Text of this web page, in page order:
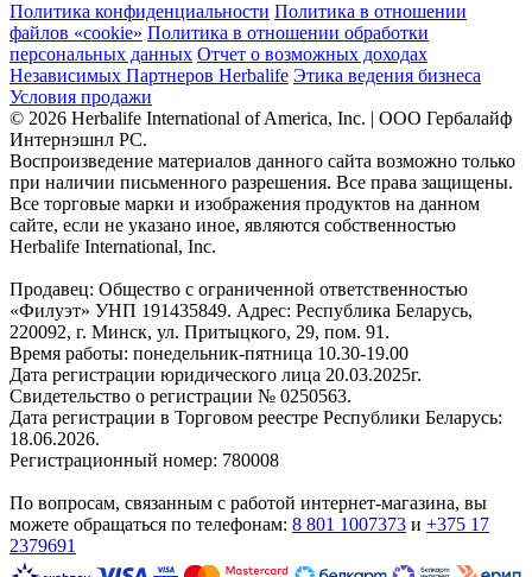
Политика конфиденциальности Политика в отношении
файлов «cookie» Политика в отношении обработки
персональных данных Отчет о возможных доходах
Независимых Партнеров Herbalife Этика ведения бизнеса
Условия продажи
© 2026 Herbalife International of America, Inc. | ООО Гербалайф
Интернэшнл РС.
Воспроизведение материалов данного сайта возможно только
при наличии письменного разрешения. Все права защищены.
Все торговые марки и изображения продуктов на данном
сайте, если не указано иное, являются собственностью
Herbalife International, Inc.
Продавец: Общество с ограниченной ответственностью
«Филуэт» УНП 191435849. Адрес: Республика Беларусь,
220092, г. Минск, ул. Притыцкого, 29, пом. 91.
Время работы: понедельник-пятница 10.30-19.00
Дата регистрации юридического лица 20.03.2025г.
Свидетельство о регистрации № 0250563.
Дата регистрации в Торговом реестре Республики Беларусь:
18.06.2026.
Регистрационный номер: 780008
По вопросам, связанным с работой интернет-магазина, вы
можете обращаться по телефонам: 8 801 1007373 и +375 17
2379691